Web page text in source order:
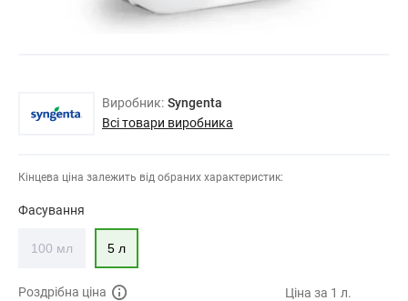
Виробник: Syngenta
Всі товари виробника
Кінцева ціна залежить від обраних характеристик:
Фасування
100 мл 5 л
Роздрібна ціна Ціна за 1 л.